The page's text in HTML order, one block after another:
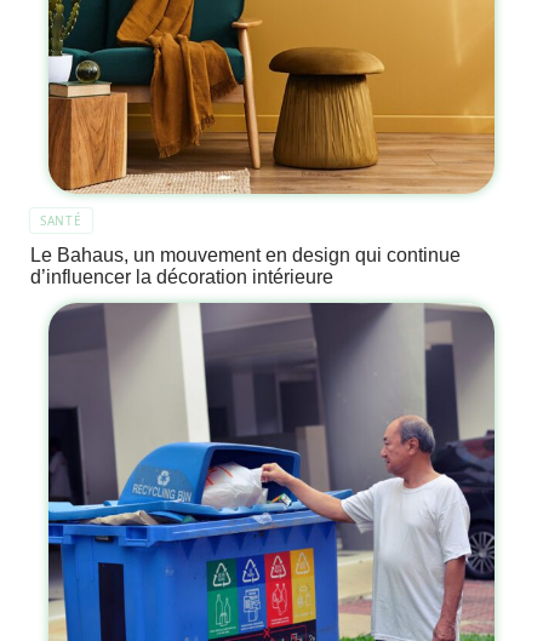
SANTÉ
Le Bahaus, un mouvement en design qui continue
d’influencer la décoration intérieure